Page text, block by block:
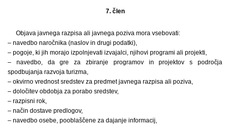
7. člen
Objava javnega razpisa ali javnega poziva mora vsebovati:
– navedbo naročnika (naslov in drugi podatki),
– pogoje, ki jih morajo izpolnjevati izvajalci, njihovi programi ali projekti,
– navedbo, da gre za zbiranje programov in projektov s področja
spodbujanja razvoja turizma,
– okvirno vrednost sredstev za predmet javnega razpisa ali poziva,
– določitev obdobja za porabo sredstev,
– razpisni rok,
– način dostave predlogov,
– navedbo osebe, pooblaščene za dajanje informacij,